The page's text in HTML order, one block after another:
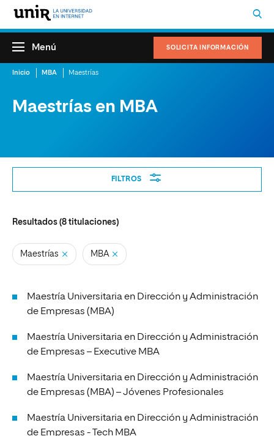
SOLICITA INFORMACIÓN
Menú
Inicio MBA Maestrías
Maestrías en MBA
FILTROS
Resultados (8 titulaciones)
Maestrías MBA
Maestría Universitaria en Dirección y Administración
de Empresas (MBA)
Maestría Universitaria en Dirección y Administración
de Empresas – Executive MBA
Maestría Universitaria en Dirección y Administración
de Empresas (MBA) – Jóvenes Profesionales
Maestría Universitaria en Dirección y Administración
de Empresas - Tech MBA